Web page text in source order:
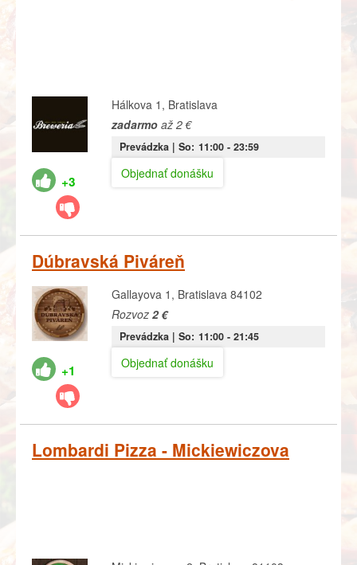
+3
Hálkova 1, Bratislava
zadarmoaž 2 €
Prevádzka | So: 11:00- 23:59
Objednať donášku
Dúbravská Piváreň
+1
Gallayova 1, Bratislava 84102
Rozvoz 2 €
Prevádzka | So: 11:00- 21:45
Objednať donášku
Lombardi Pizza - Mickiewiczova